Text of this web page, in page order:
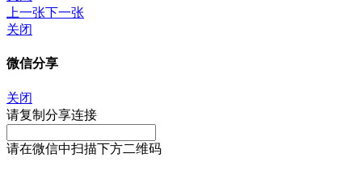
上一张下一张
关闭
微信分享
关闭
请复制分享连接
请在微信中扫描下方二维码